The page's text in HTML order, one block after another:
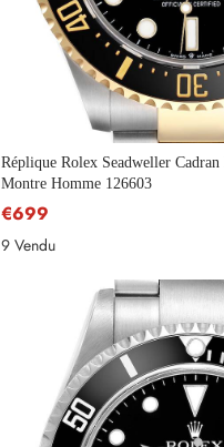
Réplique Rolex Seadweller
Montre Homme 126603
€699
9 Vendu